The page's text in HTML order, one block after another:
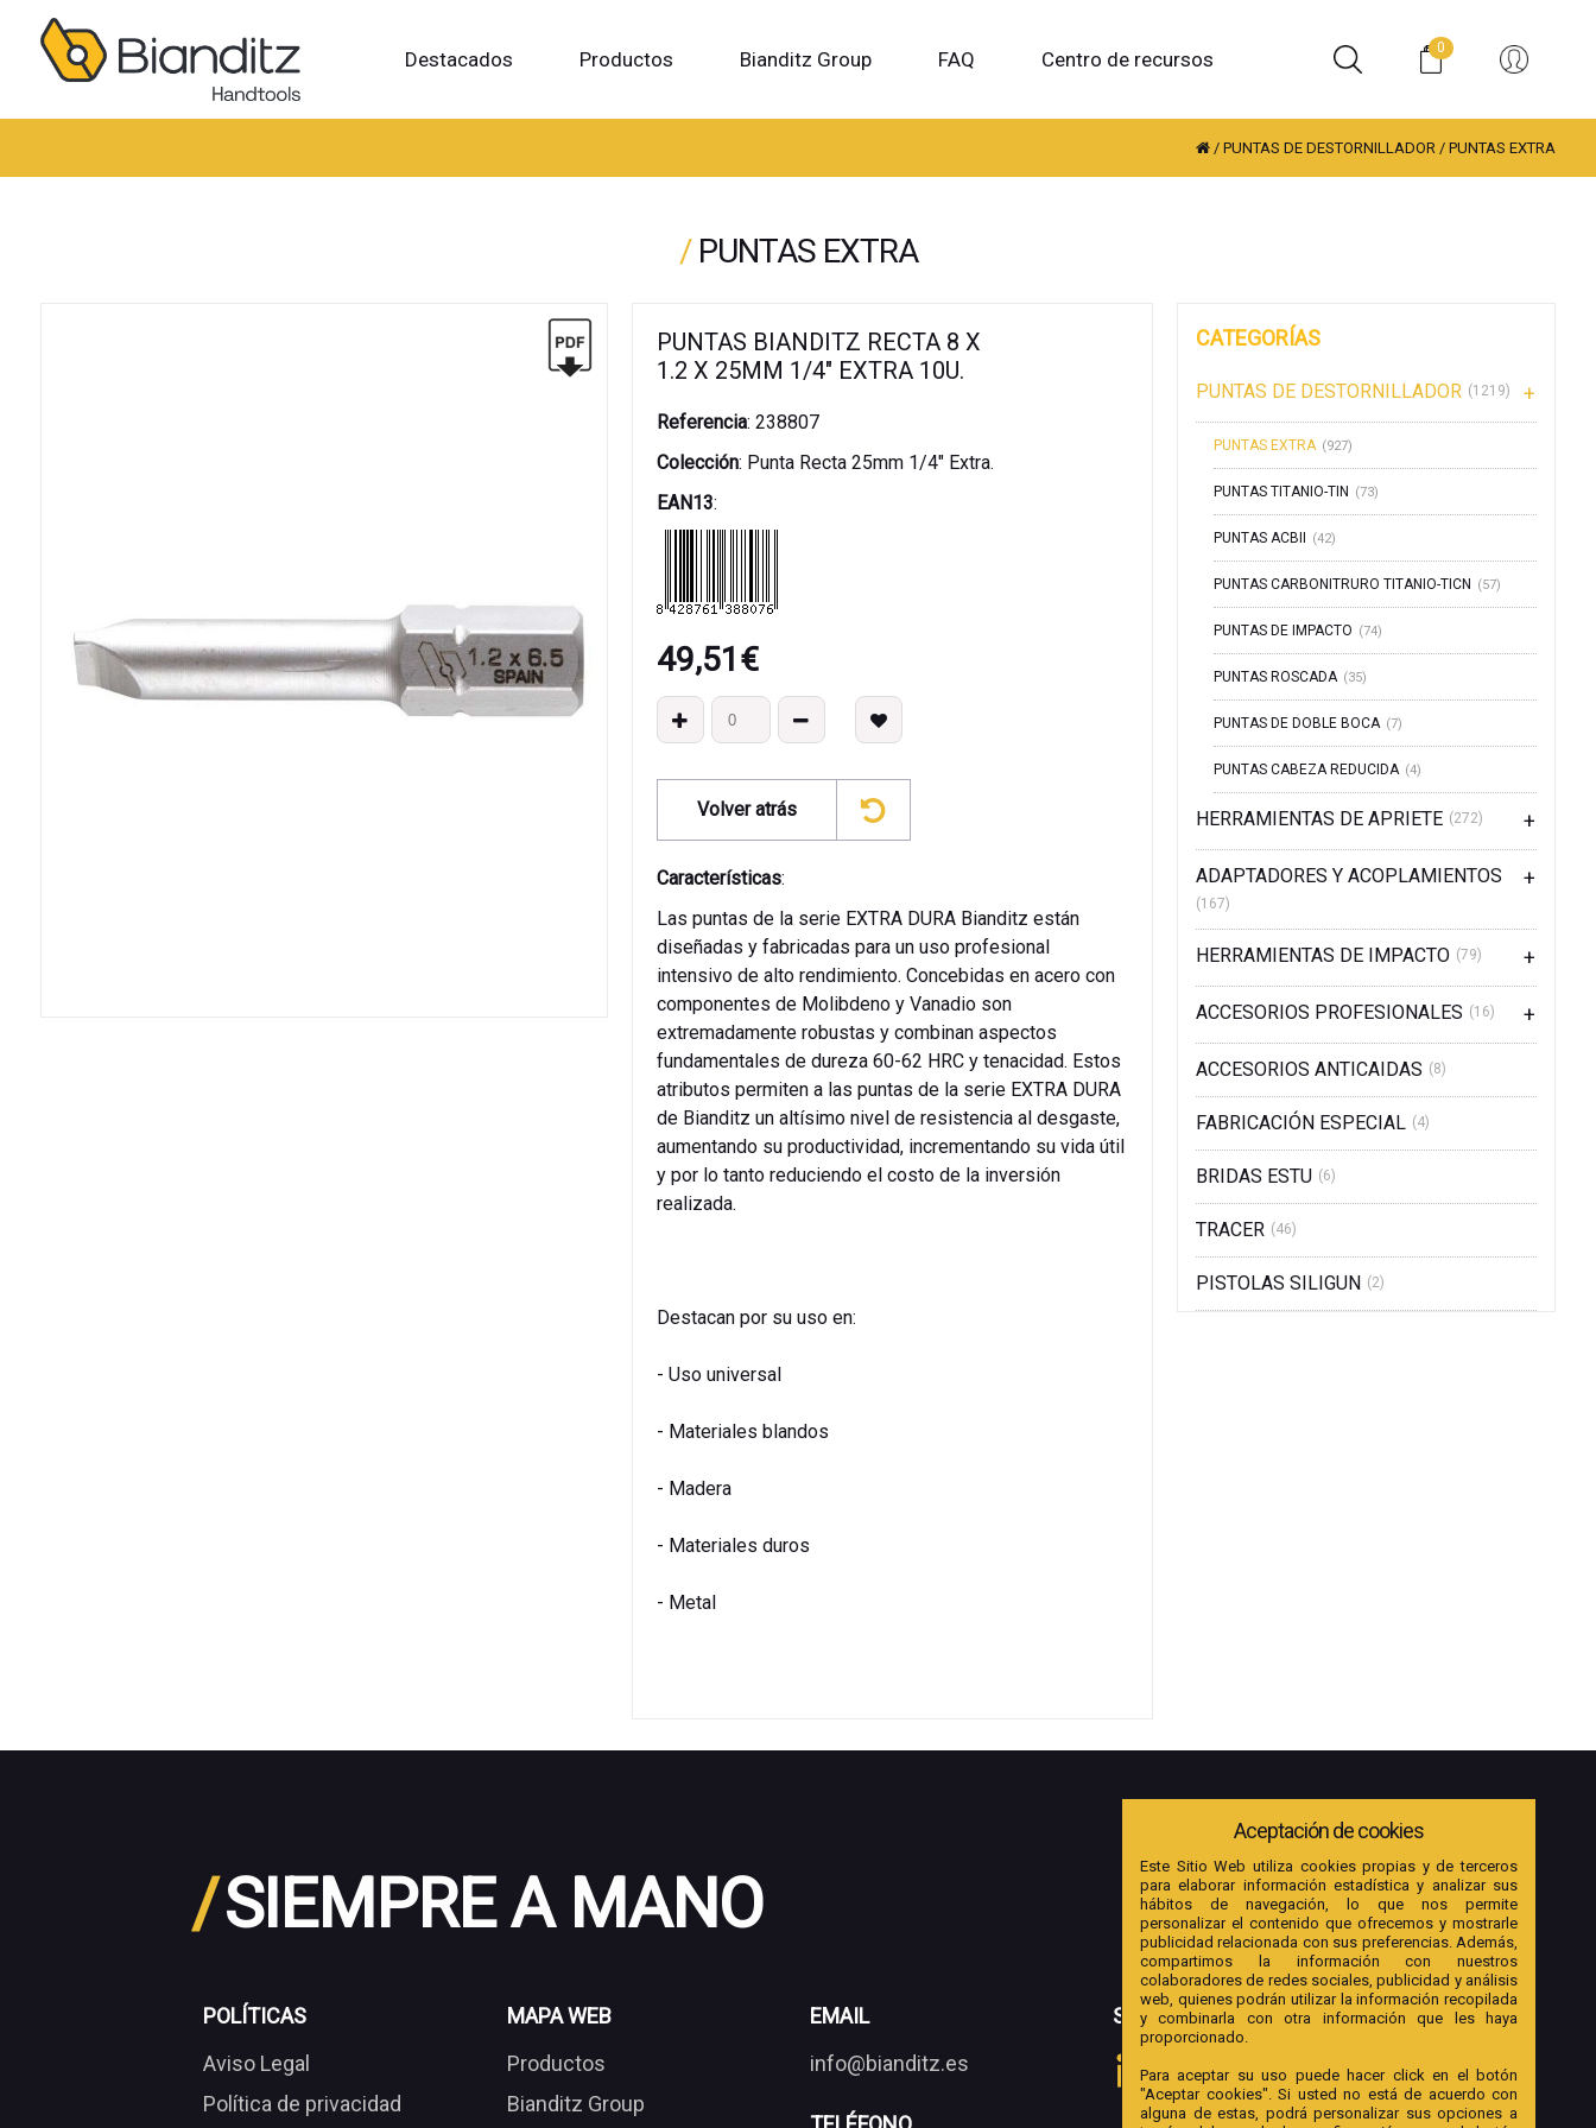
0
Destacados Productos Bianditz Group FAQ Centro de recursos
/PUNTAS DE DESTORNILLADOR /PUNTAS EXTRA
/ PUNTAS EXTRA
PUNTAS BIANDITZ RECTA 8 X
1.2 X 25MM 1/4" EXTRA 10U.
Referencia: 238807
Colección: Punta Recta 25mm 1/4" Extra.
EAN13:
49,51€
Volver atrás
Características:
Las puntas de la serie EXTRA DURA Bianditz están
diseñadas y fabricadas para un uso profesional
intensivo de alto rendimiento. Concebidas en acero con
componentes de Molibdeno y Vanadio son
extremadamente robustas y combinan aspectos
fundamentales de dureza 60-62 HRC y tenacidad. Estos
atributos permiten a las puntas de la serie EXTRA DURA
de Bianditz un altísimo nivel de resistencia al desgaste,
aumentando su productividad, incrementando su vida útil
y por lo tanto reduciendo el costo de la inversión
realizada.
Destacan por su uso en:
- Uso universal
- Materiales blandos
- Madera
- Materiales duros
- Metal
CATEGORÍAS
PUNTAS DE DESTORNILLADOR (1219)
PUNTAS EXTRA (927)
PUNTAS TITANIO-TIN (73)
PUNTAS ACBII (42)
PUNTAS CARBONITRURO TITANIO-TICN (57)
PUNTAS DE IMPACTO (74)
PUNTAS ROSCADA (35)
PUNTAS DE DOBLE BOCA (7)
PUNTAS CABEZA REDUCIDA (4)
HERRAMIENTAS DE APRIETE (272)
ADAPTADORES Y ACOPLAMIENTOS
(167)
HERRAMIENTAS DE IMPACTO (79)
ACCESORIOS PROFESIONALES (16)
ACCESORIOS ANTICAIDAS (8)
FABRICACIÓN ESPECIAL (4)
BRIDAS ESTU (6)
TRACER (46)
PISTOLAS SILIGUN (2)
/SIEMPRE A MANO
POLÍTICAS
Aviso Legal
Política de privacidad
MAPA WEB
Productos
Bianditz Group
EMAIL
info@bianditz.es
SOCIAL
Aceptación de cookies
Este Sitio Web utiliza cookies propias y de terceros
para elaborar información estadística y analizar sus
hábitos de navegación, lo que nos permite
personalizar el contenido que ofrecemos y mostrarle
publicidad relacionada con sus preferencias. Además,
compartimos la información con nuestros
colaboradores de redes sociales, publicidad y análisis
web, quienes podrán utilizar la información recopilada
y combinarla con otra información que les haya
proporcionado.
Para aceptar su uso puede hacer click en el botón
"Aceptar cookies". Si usted no está de acuerdo con
alguna de estas, podrá personalizar sus opciones a